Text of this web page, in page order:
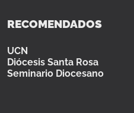
RECOMENDADOS
UCN
Diócesis Santa Rosa
Seminario Diocesano